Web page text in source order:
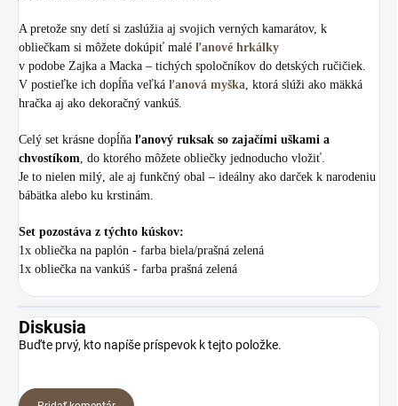
A pretože sny detí si zaslúžia aj svojich verných kamarátov, k
obliečkam si môžete dokúpiť malé ľanové hrkálky
v podobe Zajka a Macka – tichých spoločníkov do detských ručičiek.
V postieľke ich dopĺňa veľká ľanová myška, ktorá slúži ako mäkká
hračka aj ako dekoračný vankúš.
Celý set krásne dopĺňa ľanový ruksak so zajačími uškami a
chvostíkom, do ktorého môžete obliečky jednoducho vložiť.
Je to nielen milý, ale aj funkčný obal – ideálny ako darček k narodeniu
bábätka alebo ku krstinám.
Set pozostáva z týchto kúskov:
1x obliečka na paplón - farba biela/prašná zelená
1x obliečka na vankúš - farba prašná zelená
Diskusia
Buďte prvý, kto napíše príspevok k tejto položke.